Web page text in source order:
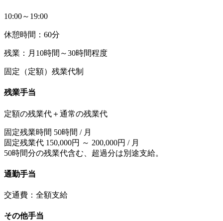
10:00～19:00
休憩時間：60分
残業：月10時間～30時間程度
固定（定額）残業代制
残業手当
定額の残業代＋通常の残業代
固定残業時間 50時間 / 月
固定残業代 150,000円 ～ 200,000円 / 月
50時間分の残業代含む、超過分は別途支給。
通勤手当
交通費：全額支給
その他手当